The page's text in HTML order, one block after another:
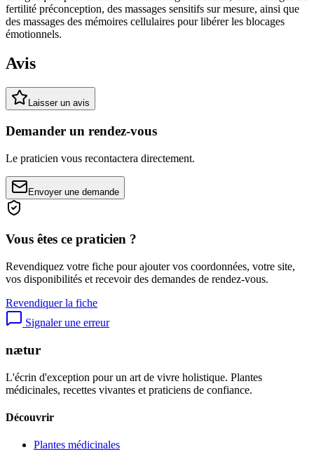
fertilité préconception, des massages sensitifs sur mesure, ainsi que
des massages des mémoires cellulaires pour libérer les blocages
émotionnels.
Avis
Laisser un avis
Demander un rendez-vous
Le praticien vous recontactera directement.
Envoyer une demande
Vous êtes ce praticien ?
Revendiquez votre fiche pour ajouter vos coordonnées, votre site,
vos disponibilités et recevoir des demandes de rendez-vous.
Revendiquer la fiche
Signaler une erreur
nætur
L'écrin d'exception pour un art de vivre holistique. Plantes
médicinales, recettes vivantes et praticiens de confiance.
Découvrir
Plantes médicinales